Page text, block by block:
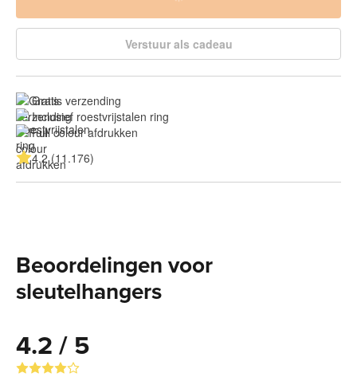
Verstuur als cadeau
Gratis verzending
Inclusief roestvrijstalen ring
Full colour afdrukken
4.2 (11.176)
Beoordelingen voor
sleutelhangers
4.2 / 5